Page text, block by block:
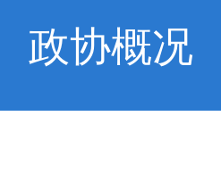
政协概况